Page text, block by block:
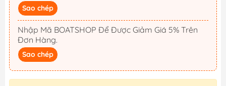
Sao chép
Nhập Mã BOATSHOP Để Được Giảm Giá 5% Trên
Đơn Hàng.
Sao chép